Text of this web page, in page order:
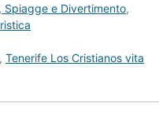
Spiagge e Divertimento,
, Tenerife Los Cristianos vita